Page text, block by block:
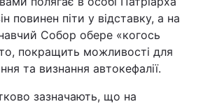
повинен піти у відставку, а на
Собор обере «когось
покращить можливості для
та визнання автокефалії.
зазначають, що на